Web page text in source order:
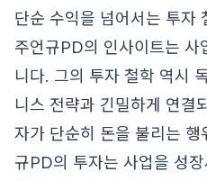
단순 수익을 넘어서는 투자
주언규PD의 인사이트는 사
니다. 그의 투자 철학 역시
니스 전략과 긴밀하게 연결
자가 단순히 돈을 불리는 행
규PD의 투자는 사업을 성